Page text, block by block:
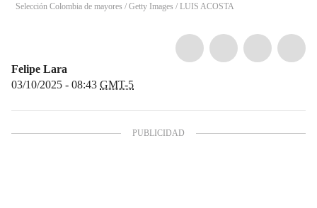
Selección Colombia de mayores / Getty Images / LUIS ACOSTA
Felipe Lara
03/10/2025 - 08:43 GMT-5